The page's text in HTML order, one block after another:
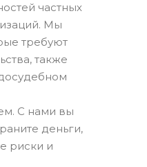
частных
Мы
требуют
также
С нами вы
деньги,
риски и